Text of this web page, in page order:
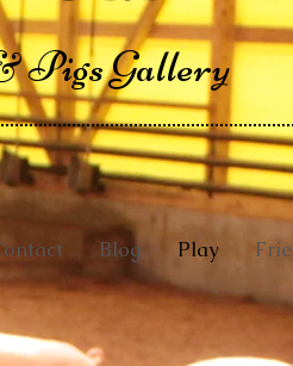
Pigs Gallery
Blog Play